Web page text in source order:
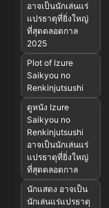
อาจเป็นนักเล่นแร่
แปรธาตุที่ยิ่งใหญ่
ที่สุดตลอดกาล
2025
Plot of Izure
Saikyou no
Renkinjutsushi
ดูหนัง Izure
Saikyou no
Renkinjutsushi
อาจเป็นนักเล่นแร่
แปรธาตุที่ยิ่งใหญ่
ที่สุดตลอดกาล
นักแสดง อาจเป็น
นักเล่นแร่แปรธาตุ